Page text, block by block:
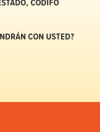
CON USTED?